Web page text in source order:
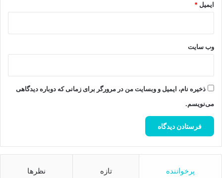
ایمیل *
وب‌ سایت
ذخیره نام، ایمیل و وبسایت من در مرورگر برای زمانی که دوباره دیدگاهی
می‌نویسم.
پرخواننده تازه نظرها